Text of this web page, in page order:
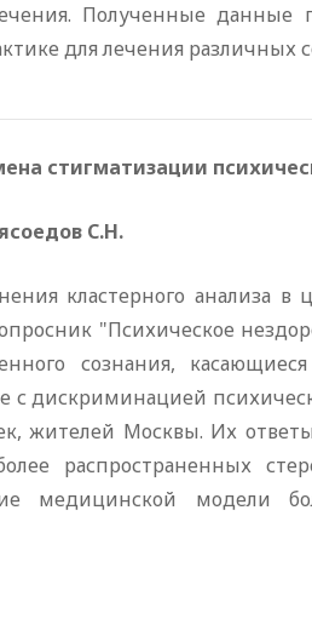
Полученные данные
для лечения
стигматизации
С.Н.
кластерного анализа в
"Психическое
сознания,
с дискриминацией
жителей Москвы. Их
распространенных
медицинской модели